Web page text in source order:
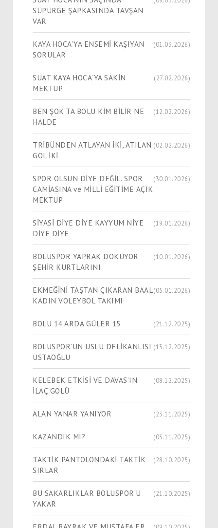
SÜPÜRGE ŞAPKASINDA TAVŞAN
VAR
KAYA HOCA’YA ENSEMİ KAŞIYAN
SORULAR
(01.03.2026)
SUAT KAYA HOCA’YA SAKİN
MEKTUP
(27.02.2026)
BEN ŞOK’TA BOLU KİM BİLİR NE
HALDE
(12.02.2026)
TRİBÜNDEN ATLAYAN İKİ, ATILAN
GOL İKİ
(02.02.2026)
SPOR OLSUN DİYE DEĞİL. SPOR
CAMİASINA ve MİLLİ EĞİTİME AÇIK
MEKTUP
(30.01.2026)
SİYASİ DİYE DİYE KAYYUM NİYE
DİYE DİYE
(19.01.2026)
BOLUSPOR YAPRAK DÖKÜYOR
ŞEHİR KURTLARINI
(10.01.2026)
EKMEĞİNİ TAŞTAN ÇIKARAN BAAL
KADIN VOLEYBOL TAKIMI
(05.01.2026)
BOLU 14 ARDA GÜLER 15 (21.12.2025)
BOLUSPOR’UN USLU DELİKANLISI
USTAOĞLU
(13.12.2025)
KELEBEK ETKİSİ VE DAVAS’IN
İLAÇ GOLÜ
(08.12.2025)
ALAN YANAR YANIYOR (23.11.2025)
KAZANDIK MI? (03.11.2025)
TAKTİK PANTOLONDAKİ TAKTİK
SIRLAR
(28.10.2025)
BU SAKARLIKLAR BOLUSPOR’U
YAKAR
(21.10.2025)